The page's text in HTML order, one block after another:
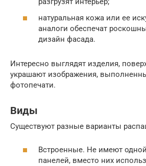
натуральная кожа или ее
аналоги обеспечат
дизайн фасада.
Интересно выглядят изделия,
украшают изображения,
фотопечати.
Виды
Существуют разные варианты
Встроенные. Не имеют
панелей, вместо них